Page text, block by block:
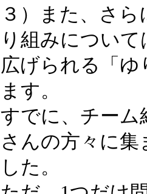
３）また、さ
り組みについ
広げられる「
ます。
すでに、チーム
さんの方々に
した。